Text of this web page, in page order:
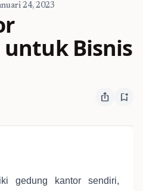
24, 2023
Bisnis
ios_share bookmark_add
gedung kantor sendiri,